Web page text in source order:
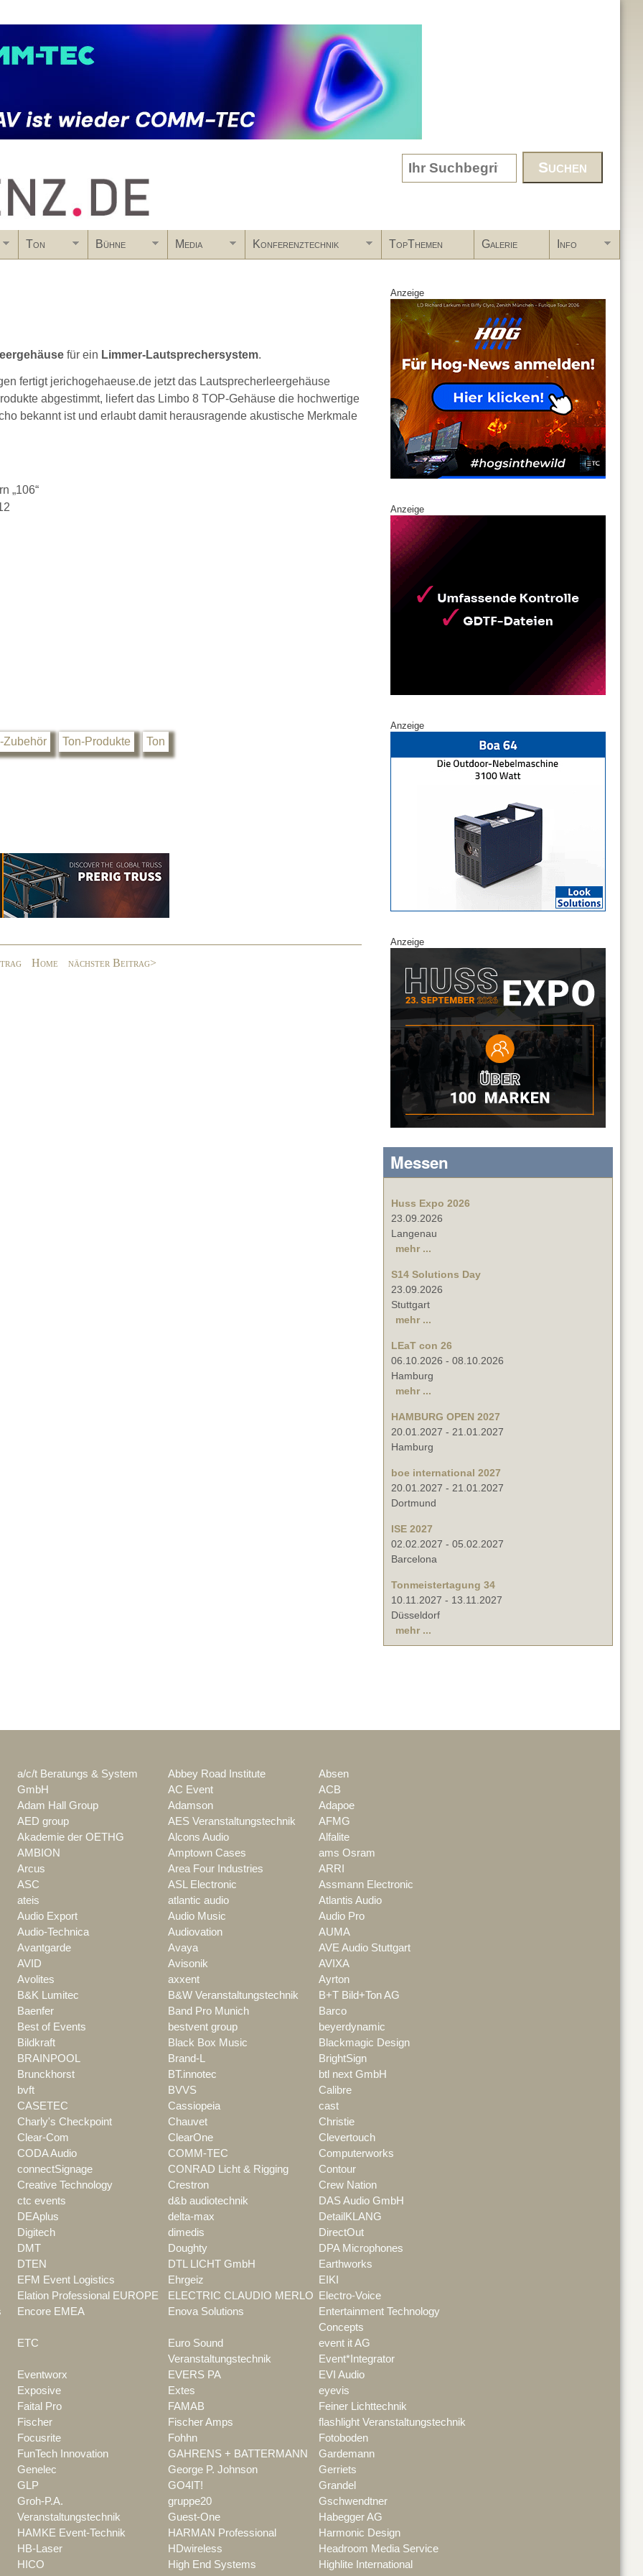
Search form
Ton Bühne Media Konferenztechnik TopThemen Galerie Info
für ein Limmer-Lautsprechersystem.
fertigt jerichogehaeuse.de jetzt das Lautsprecherleergehäuse
abgestimmt, liefert das Limbo 8 TOP-Gehäuse die hochwertige
bekannt ist und erlaubt damit herausragende akustische Merkmale
„106“
Zubehör Ton-Produkte Ton
Home nächster Beitrag>
Anzeige
Anzeige
Anzeige
Anzeige
Messen
Huss Expo 2026
23.09.2026
Langenau
mehr ...
S14 Solutions Day
23.09.2026
Stuttgart
mehr ...
LEaT con 26
06.10.2026 - 08.10.2026
Hamburg
mehr ...
HAMBURG OPEN 2027
20.01.2027 - 21.01.2027
Hamburg
boe international 2027
20.01.2027 - 21.01.2027
Dortmund
ISE 2027
02.02.2027 - 05.02.2027
Barcelona
Tonmeistertagung 34
10.11.2027 - 13.11.2027
Düsseldorf
mehr ...
a/c/t Beratungs & System
GmbH
Abbey Road Institute
Absen
AC Event
ACB
Adam Hall Group
Adamson
Adapoe
AED group
AES Veranstaltungstechnik
AFMG
Akademie der OETHG
Alcons Audio
Alfalite
AMBION
Amptown Cases
ams Osram
Arcus
Area Four Industries
ARRI
ASC
ASL Electronic
Assmann Electronic
ateis
atlantic audio
Atlantis Audio
Audio Export
Audio Music
Audio Pro
Audio-Technica
Audiovation
AUMA
Avantgarde
Avaya
AVE Audio Stuttgart
AVID
Avisonik
AVIXA
Avolites
axxent
Ayrton
B&K Lumitec
B&W Veranstaltungstechnik
B+T Bild+Ton AG
Baenfer
Band Pro Munich
Barco
Best of Events
bestvent group
beyerdynamic
Bildkraft
Black Box Music
Blackmagic Design
BRAINPOOL
Brand-L
BrightSign
Brunckhorst
BT.innotec
btl next GmbH
bvft
BVVS
Calibre
CASETEC
Cassiopeia
cast
Charly's Checkpoint
Chauvet
Christie
Clear-Com
ClearOne
Clevertouch
CODA Audio
COMM-TEC
Computerworks
connectSignage
CONRAD Licht & Rigging
Contour
Creative Technology
Crestron
Crew Nation
ctc events
d&b audiotechnik
DAS Audio GmbH
DEAplus
delta-max
DetailKLANG
Digitech
dimedis
DirectOut
DMT
Doughty
DPA Microphones
DTEN
DTL LICHT GmbH
Earthworks
EFM Event Logistics
Ehrgeiz
EIKI
Elation Professional EUROPE
ELECTRIC CLAUDIO MERLO
Electro-Voice
Encore EMEA Enova Solutions
Entertainment Technology
Concepts
ETC
Euro Sound
Veranstaltungstechnik
event it AG
Event*Integrator
Eventworx
EVERS PA
EVI Audio
Exposive
Extes
eyevis
Faital Pro
FAMAB
Feiner Lichttechnik
Fischer
Fischer Amps
flashlight Veranstaltungstechnik
Focusrite
Fohhn
Fotoboden
FunTech Innovation
GAHRENS + BATTERMANN
Gardemann
Genelec
George P. Johnson
Gerriets
GLP
GO4IT!
Grandel
Groh-P.A.
Veranstaltungstechnik
gruppe20
Gschwendtner
Guest-One
Habegger AG
HAMKE Event-Technik
HARMAN Professional
Harmonic Design
HB-Laser
HDwireless
Headroom Media Service
HICO
High End Systems
Highlite International